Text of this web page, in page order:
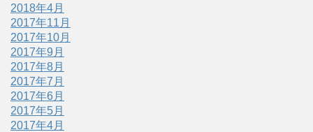
2018年4月
2017年11月
2017年10月
2017年9月
2017年8月
2017年7月
2017年6月
2017年5月
2017年4月